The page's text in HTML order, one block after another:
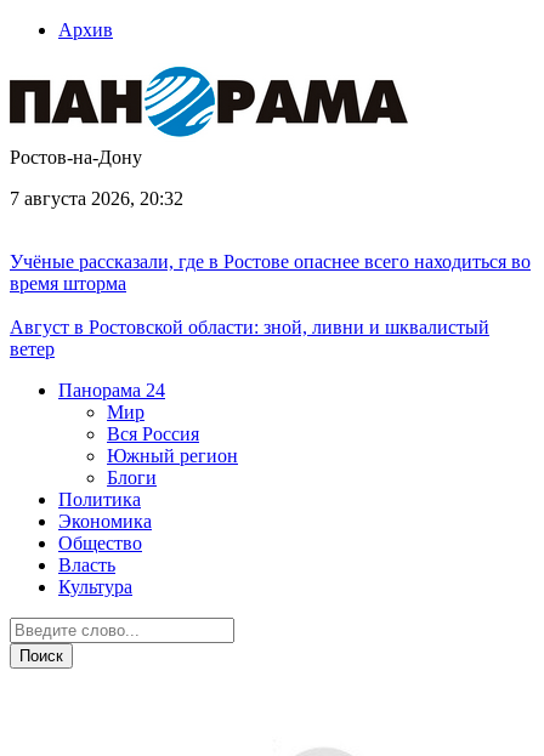
Архив
Ростов-на-Дону
7 августа 2026, 20:32
Учёные рассказали, где в Ростове опаснее всего находиться во
время шторма
Август в Ростовской области: зной, ливни и шквалистый
ветер
Панорама 24
Мир
Вся Россия
Южный регион
Блоги
Политика
Экономика
Общество
Власть
Культура